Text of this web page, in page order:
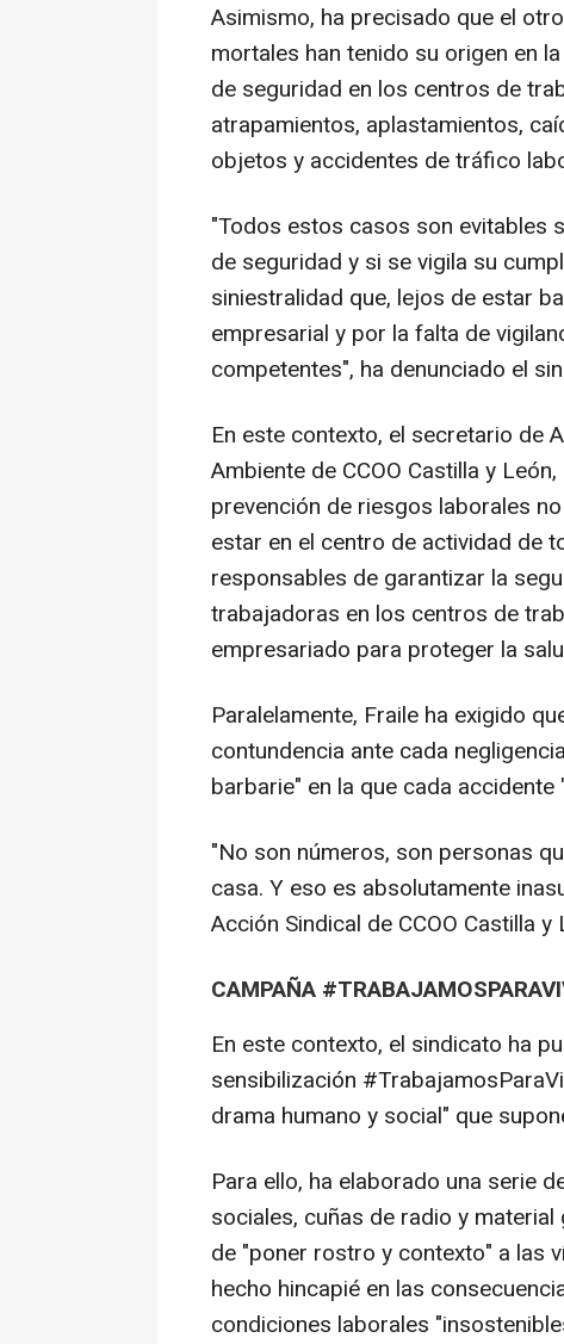
Asimismo, ha precisado que el
mortales han tenido su origen en
de seguridad en los centros de
atrapamientos, aplastamientos,
objetos y accidentes de tráfico
"Todos estos casos son evitables
de seguridad y si se vigila su
siniestralidad que, lejos de estar
empresarial y por la falta de
competentes", ha denunciado el
En este contexto, el secretario de
Ambiente de CCOO Castilla y
prevención de riesgos laborales
estar en el centro de actividad de
responsables de garantizar la
trabajadoras en los centros de
empresariado para proteger la
Paralelamente, Fraile ha exigido
contundencia ante cada
barbarie" en la que cada
"No son números, son personas
casa. Y eso es absolutamente
Acción Sindical de CCOO Castilla y
CAMPAÑA
En este contexto, el sindicato ha
sensibilización
drama humano y social" que
Para ello, ha elaborado una serie
sociales, cuñas de radio y
de "poner rostro y contexto" a las
hecho hincapié en las
condiciones laborales